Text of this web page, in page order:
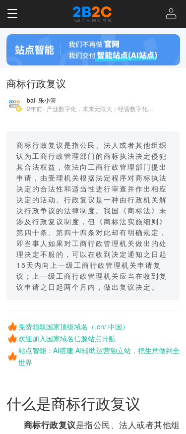
T
g
e
a
i
商标行政复议
bal· 乐小管
商标行政复议是指公民、法人或者其他组织
认为工商行政管理部门的商标执法决定侵犯
其合法权益，依法向工商行政管理部门提出
申请，由受理机关根据法定程序对商标执法
决定的合法性和适当性进行审查并作出相应
决定的活动。行政复议是一种由行政机关解
决行政争议的法律制度。我国《商标法》未
涉及行政复议制度，但《商标法实施细则》
第四十条、第四十四条对此却有明确规定，
即当事人如果对工商行政管理机关做出的处
理决定不服的，可以在收到决定通知之日起
15天内向上一级工商行政管理机关申请复
议；上一级工商行政管理机关应当在收到复
议申请之日起两个月内，做出复议决定。
免费领取国家顶级域名（.cn/.中国）
欢迎加入国家域名信源站点导航
站点智能：AI搭建 AI辅助运营独立站，把生意做到全
世界
什么是商标行政复议
商标行政复议是指公民、法人或者其他组